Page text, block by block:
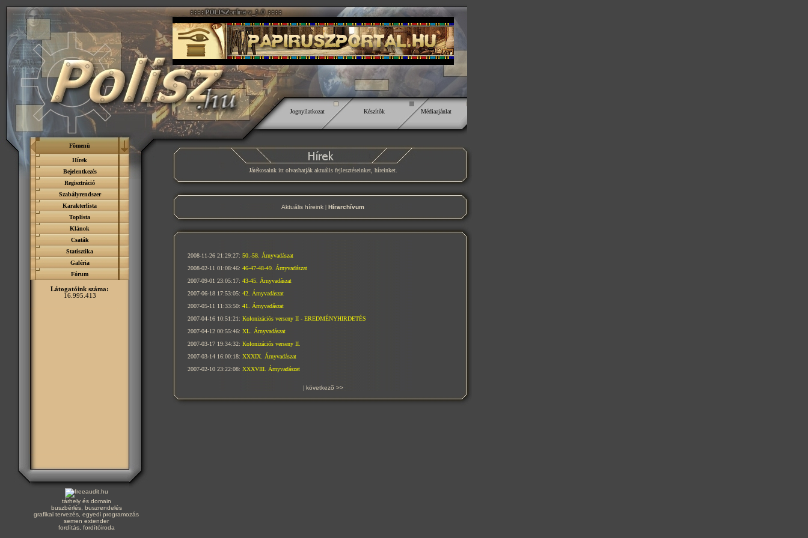
Fõmenü
Hírek
Bejelentkezés
Regisztráció
Szabályrendszer
Karakterlista
Toplista
Klánok
Csaták
Statisztika
Galéria
Fórum
Látogatóink száma:
16.995.413
tárhely és domain
buszbérlés, buszrendelés
grafikai tervezés, egyedi programozás
semen extender
fordítás, fordítóiroda
Játékosaink itt olvashatják aktuális fejlesztéseinket, híreinket.
Aktuális híreink | Hírarchívum
2008-11-26 21:29:27: 50.-58. Árnyvadászat
2008-02-11 01:08:46: 46-47-48-49. Árnyvadászat
2007-09-01 23:05:17: 43-45. Árnyvadászat
2007-06-18 17:53:05: 42. Árnyvadászat
2007-05-11 11:33:50: 41. Árnyvadászat
2007-04-16 10:51:21: Kolonizációs verseny II - EREDMÉNYHIRDETÉS
2007-04-12 00:55:46: XL. Árnyvadászat
2007-03-17 19:34:32: Kolonizációs verseny II.
2007-03-14 16:00:18: XXXIX. Árnyvadászat
2007-02-10 23:22:08: XXXVIII. Árnyvadászat
| következõ >>
Jognyilatkozat Készítõk Médiaajánlat